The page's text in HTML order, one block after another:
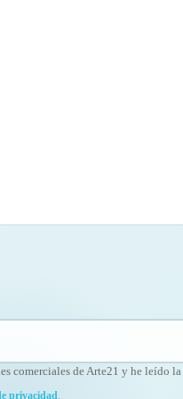
comerciales de Arte21 y he leído la
privacidad.